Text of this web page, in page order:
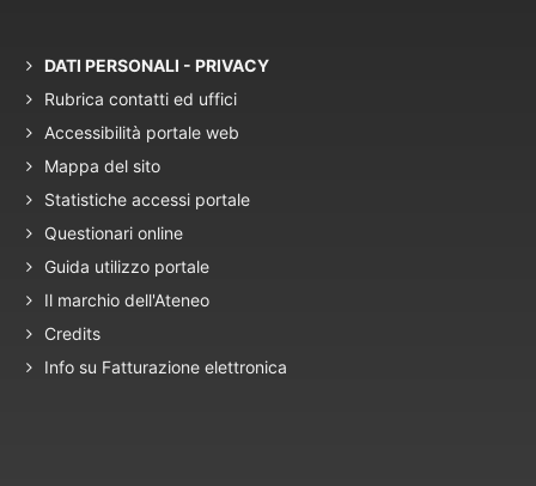
DATI PERSONALI - PRIVACY
Rubrica contatti ed uffici
Accessibilità portale web
Mappa del sito
Statistiche accessi portale
Questionari online
Guida utilizzo portale
Il marchio dell'Ateneo
Credits
Info su Fatturazione elettronica